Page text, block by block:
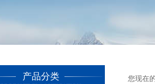
产品分类 您现在